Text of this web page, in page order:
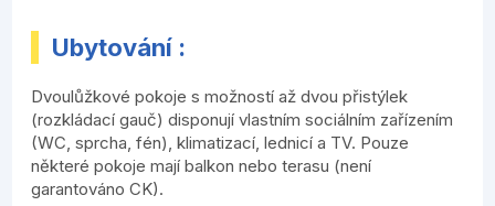
Ubytování :
Dvoulůžkové pokoje s možností až dvou přistýlek
(rozkládací gauč) disponují vlastním sociálním zařízením
(WC, sprcha, fén), klimatizací, lednicí a TV. Pouze
některé pokoje mají balkon nebo terasu (není
garantováno CK).